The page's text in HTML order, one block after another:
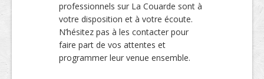
professionnels sur La Couarde sont à
votre disposition et à votre écoute.
N’hésitez pas à les contacter pour
faire part de vos attentes et
programmer leur venue ensemble.